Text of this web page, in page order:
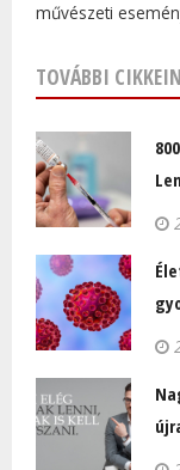
művészeti
TOVÁBBI